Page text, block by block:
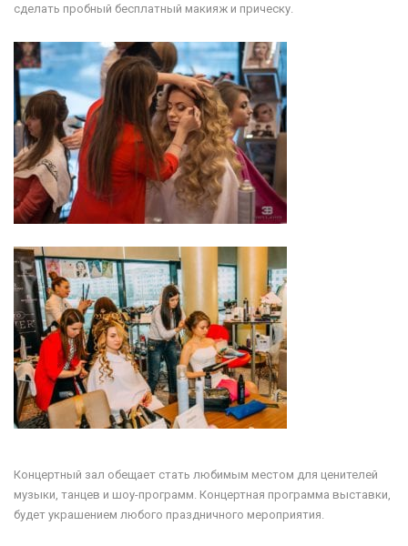
сделать пробный бесплатный макияж и прическу.
Концертный зал обещает стать любимым местом для ценителей
музыки, танцев и шоу-программ. Концертная программа выставки,
будет украшением любого праздничного мероприятия.